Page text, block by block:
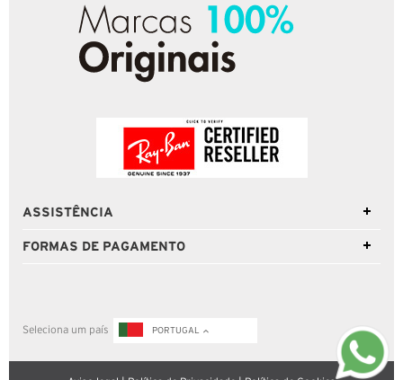
ASSISTÊNCIA
FORMAS DE PAGAMENTO
Seleciona um país PORTUGAL